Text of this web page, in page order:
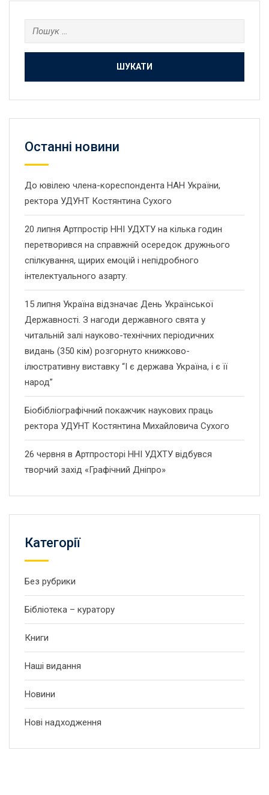
Пошук:
Останнi новини
До ювілею члена-кореспондента НАН України,
ректора УДУНТ Костянтина Сухого
20 липня Артпростір ННІ УДХТУ на кілька годин
перетворився на справжній осередок дружнього
спілкування, щирих емоцій і непідробного
інтелектуального азарту.
15 липня Україна відзначає День Української
Державності. З нагоди державного свята у
читальній залі науково-технічних періодичних
видань (350 кім) розгорнуто книжково-
ілюстративну виставку “І є держава Україна, і є її
народ”
Біобібліографічний покажчик наукових праць
ректора УДУНТ Костянтина Михайловича Сухого
26 червня в Артпросторі ННІ УДХТУ відбувся
творчий захід «Графічний Дніпро»
Категорії
Без рубрики
Бібліотека – куратору
Книги
Наші видання
Новини
Нові надходження